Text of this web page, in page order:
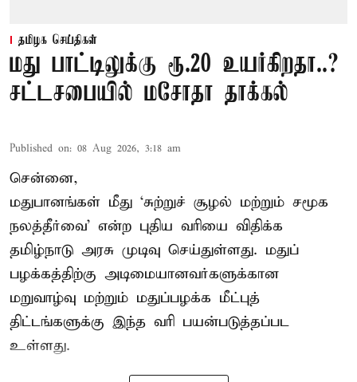
தமிழக செய்திகள்
மது பாட்டிலுக்கு ரூ.20 உயர்கிறதா..?
சட்டசபையில் மசோதா தாக்கல்
Published on: 08 Aug 2026, 3:18 am
சென்னை,
மதுபானங்கள் மீது ‘சுற்றுச் சூழல் மற்றும் சமூக
நலத்தீர்வை’ என்ற புதிய வரியை விதிக்க
தமிழ்நாடு அரசு முடிவு செய்துள்ளது. மதுப்
பழக்கத்திற்கு அடிமையானவர்களுக்கான
மறுவாழ்வு மற்றும் மதுப்பழக்க மீட்புத்
திட்டங்களுக்கு இந்த வரி பயன்படுத்தப்பட
உள்ளது.